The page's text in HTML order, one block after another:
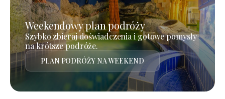
Weekendowy plan podróży
Szybko zbieraj doświadczenia i gotowe pomysły
na krótsze podróże.
PLAN PODRÓŻY NA WEEKEND